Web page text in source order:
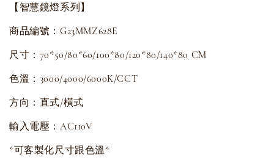
【智慧鏡燈系列】
商品編號：G23MMZ628E
尺寸：70*50/80*60/100*80/120*80/140*80 CM
色溫：3000/4000/6000K/CCT
方向：直式/橫式
輸入電壓：AC110V
*可客製化尺寸跟色溫*